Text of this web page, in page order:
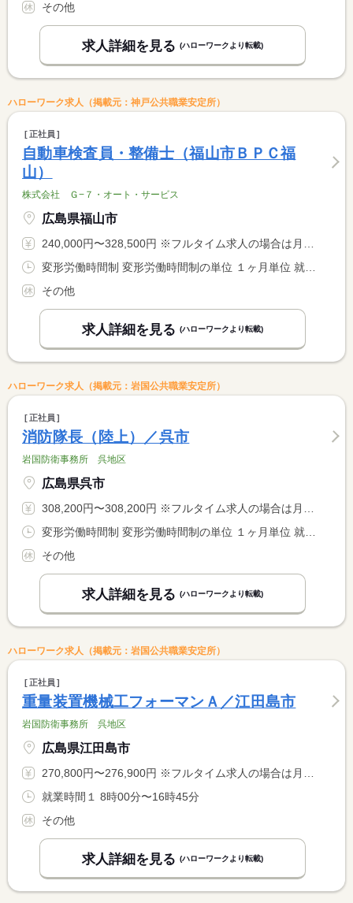
その他
求人詳細を見る (ハローワークより転載)
ハローワーク求人（掲載元：神戸公共職業安定所）
正社員
自動車検査員・整備士（福山市ＢＰＣ福
山）
株式会社 Ｇ−７・オート・サービス
広島県福山市
240,000円〜328,500円 ※フルタイム求人の場合は月額（換算額）、パート求人の場合は時間額を表示しています。
その他
求人詳細を見る (ハローワークより転載)
ハローワーク求人（掲載元：岩国公共職業安定所）
正社員
消防隊長（陸上）／呉市
岩国防衛事務所 呉地区
広島県呉市
308,200円〜308,200円 ※フルタイム求人の場合は月額（換算額）、パート求人の場合は時間額を表示しています。
その他
求人詳細を見る (ハローワークより転載)
ハローワーク求人（掲載元：岩国公共職業安定所）
正社員
重量装置機械工フォーマンＡ／江田島市
岩国防衛事務所 呉地区
広島県江田島市
270,800円〜276,900円 ※フルタイム求人の場合は月額（換算額）、パート求人の場合は時間額を表示しています。
就業時間１ 8時00分〜16時45分
その他
求人詳細を見る (ハローワークより転載)